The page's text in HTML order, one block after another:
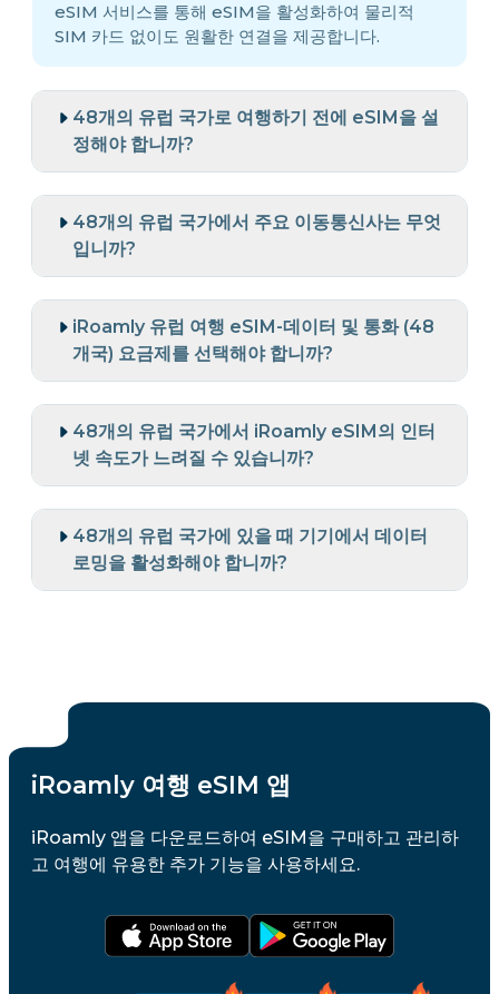
eSIM 서비스를 통해 eSIM을 활성화하여 물리적
SIM 카드 없이도 원활한 연결을 제공합니다.
48개의 유럽 국가로 여행하기 전에 eSIM을 설
정해야 합니까?
48개의 유럽 국가에서 주요 이동통신사는 무엇
입니까?
iRoamly 유럽 여행 eSIM-데이터 및 통화 (48
개국) 요금제를 선택해야 합니까?
48개의 유럽 국가에서 iRoamly eSIM의 인터
넷 속도가 느려질 수 있습니까?
48개의 유럽 국가에 있을 때 기기에서 데이터
로밍을 활성화해야 합니까?
iRoamly 여행 eSIM 앱
iRoamly 앱을 다운로드하여 eSIM을 구매하고 관리하
고 여행에 유용한 추가 기능을 사용하세요.